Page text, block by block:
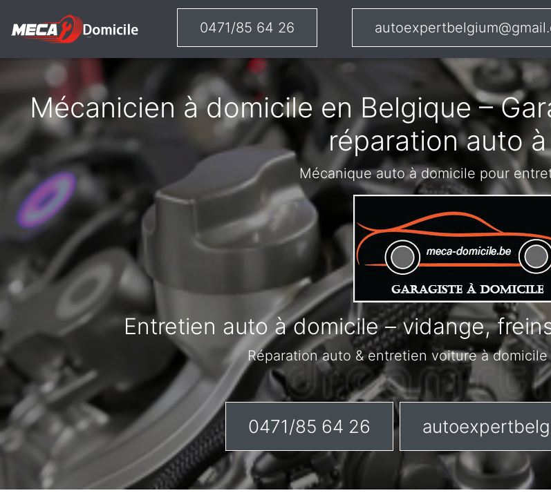
0471/85 64 26
Mécanicien à domicile en Belgique –
réparation auto
Mécanique auto à domicile pour
Entretien auto à domicile – vidange,
Réparation auto & entretien voiture à
0471/85 64 26